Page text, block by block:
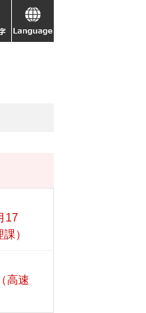
language
17
）
高速